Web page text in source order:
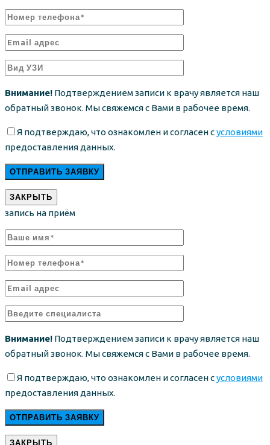
Внимание! Подтверждением записи к врачу является наш
обратный звонок. Мы свяжемся с Вами в рабочее время.
Я подтверждаю, что ознакомлен и согласен сусловиями
предоставления данных.
ЗАКРЫТЬ
запись на приём
Внимание! Подтверждением записи к врачу является наш
обратный звонок. Мы свяжемся с Вами в рабочее время.
Я подтверждаю, что ознакомлен и согласен сусловиями
предоставления данных.